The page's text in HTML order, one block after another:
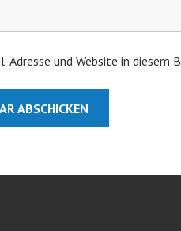
Adresse und Website in